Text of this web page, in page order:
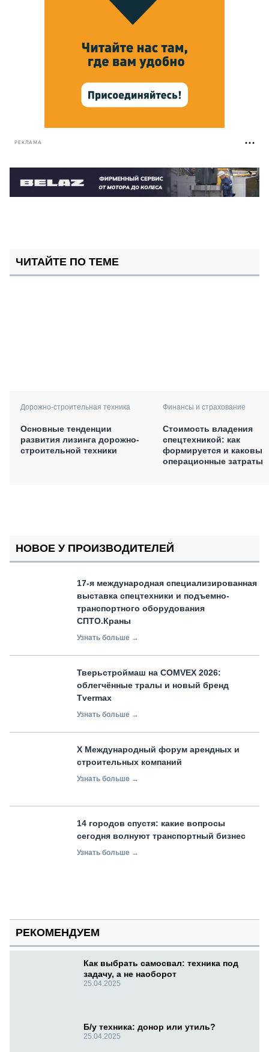
РЕКЛАМА
ЧИТАЙТЕ ПО ТЕМЕ
Дорожно-строительная техника
Основные тенденции
развития лизинга дорожно-
строительной техники
Финансы и страхование
Стоимость владения
спецтехникой: как
формируется и каковы
операционные затраты
НОВОЕ У ПРОИЗВОДИТЕЛЕЙ
17-я международная специализированная
выставка спецтехники и подъемно-
транспортного оборудования
СПТО.Краны
Узнать больше →
Тверьстроймаш на COMVEX 2026:
облегчённые тралы и новый бренд
Tvermax
Узнать больше →
X Международный форум арендных и
строительных компаний
Узнать больше →
14 городов спустя: какие вопросы
сегодня волнуют транспортный бизнес
Узнать больше →
РЕКОМЕНДУЕМ
Как выбрать самосвал: техника под
задачу, а не наоборот
25.04.2025
Б/у техника: донор или утиль?
25.04.2025